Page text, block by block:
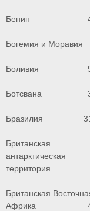
Бенин
Богемия и Моравия
Боливия
Ботсвана
Бразилия
Британская
антарктическая
территория
Британская
Африка